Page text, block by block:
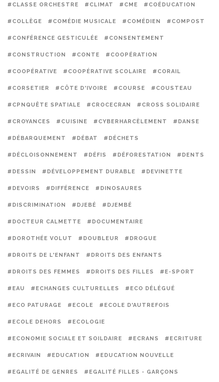
#CLASSE ORCHESTRE #CLIMAT #CME #COÉDUCATION
#COLLÈGE #COMÉDIE MUSICALE #COMÉDIEN #COMPOST
#CONFÉRENCE GESTICULÉE #CONSENTEMENT
#CONSTRUCTION #CONTE #COOPÉRATION
#COOPÉRATIVE #COOPÉRATIVE SCOLAIRE #CORAIL
#CORSETIER #CÔTE D'IVOIRE #COURSE #COUSTEAU
#CPNQUÊTE SPATIALE #CROCECRAN #CROSS SOLIDAIRE
#CROYANCES #CUISINE #CYBERHARCÈLEMENT #DANSE
#DÉBARQUEMENT #DÉBAT #DÉCHETS
#DÉCLOISONNEMENT #DÉFIS #DÉFORESTATION #DENTS
#DESSIN #DÉVELOPPEMENT DURABLE #DEVINETTE
#DEVOIRS #DIFFÉRENCE #DINOSAURES
#DISCRIMINATION #DJEBÉ #DJEMBÉ
#DOCTEUR CALMETTE #DOCUMENTAIRE
#DOROTHÉE VOLUT #DOUBLEUR #DROGUE
#DROITS DE L'ENFANT #DROITS DES ENFANTS
#DROITS DES FEMMES #DROITS DES FILLES #E-SPORT
#EAU #ECHANGES CULTURELLES #ECO DÉLÉGUÉ
#ECO PATURAGE #ECOLE #ECOLE D'AUTREFOIS
#ECOLE DEHORS #ECOLOGIE
#ECONOMIE SOCIALE ET SOILDAIRE #ECRANS #ECRITURE
#ECRIVAIN #EDUCATION #EDUCATION NOUVELLE
#EGALITÉ DE GENRES #EGALITÉ FILLES - GARÇONS